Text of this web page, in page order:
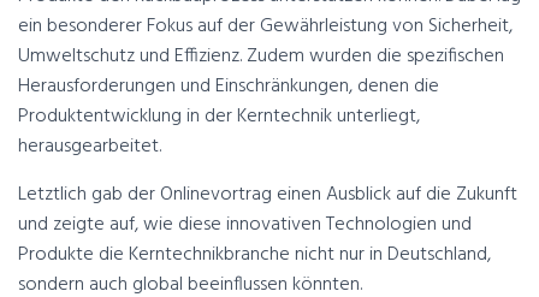
ein besonderer Fokus auf der Gewährleistung von Sicherheit,
Umweltschutz und Effizienz. Zudem wurden die spezifischen
Herausforderungen und Einschränkungen, denen die
Produktentwicklung in der Kerntechnik unterliegt,
herausgearbeitet.
Letztlich gab der Onlinevortrag einen Ausblick auf die Zukunft
und zeigte auf, wie diese innovativen Technologien und
Produkte die Kerntechnikbranche nicht nur in Deutschland,
sondern auch global beeinflussen könnten.